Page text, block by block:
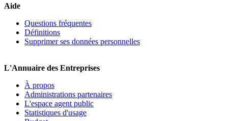
Aide
Questions fréquentes
Définitions
Supprimer ses données personnelles
L'Annuaire des Entreprises
À propos
Administrations partenaires
L'espace agent public
Statistiques d'usage